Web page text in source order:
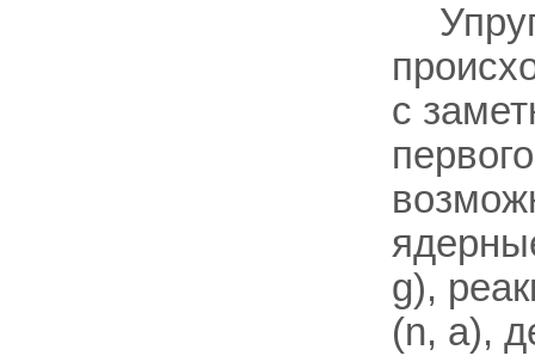
с
g),
(n, a),